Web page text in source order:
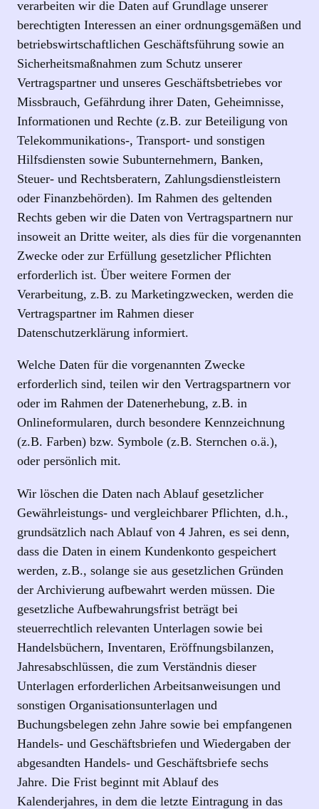
verarbeiten wir die Daten auf Grundlage unserer
berechtigten Interessen an einer ordnungsgemäßen und
betriebswirtschaftlichen Geschäftsführung sowie an
Sicherheitsmaßnahmen zum Schutz unserer
Vertragspartner und unseres Geschäftsbetriebes vor
Missbrauch, Gefährdung ihrer Daten, Geheimnisse,
Informationen und Rechte (z.B. zur Beteiligung von
Telekommunikations-, Transport- und sonstigen
Hilfsdiensten sowie Subunternehmern, Banken,
Steuer- und Rechtsberatern, Zahlungsdienstleistern
oder Finanzbehörden). Im Rahmen des geltenden
Rechts geben wir die Daten von Vertragspartnern nur
insoweit an Dritte weiter, als dies für die vorgenannten
Zwecke oder zur Erfüllung gesetzlicher Pflichten
erforderlich ist. Über weitere Formen der
Verarbeitung, z.B. zu Marketingzwecken, werden die
Vertragspartner im Rahmen dieser
Datenschutzerklärung informiert.
Welche Daten für die vorgenannten Zwecke
erforderlich sind, teilen wir den Vertragspartnern vor
oder im Rahmen der Datenerhebung, z.B. in
Onlineformularen, durch besondere Kennzeichnung
(z.B. Farben) bzw. Symbole (z.B. Sternchen o.ä.),
oder persönlich mit.
Wir löschen die Daten nach Ablauf gesetzlicher
Gewährleistungs- und vergleichbarer Pflichten, d.h.,
grundsätzlich nach Ablauf von 4 Jahren, es sei denn,
dass die Daten in einem Kundenkonto gespeichert
werden, z.B., solange sie aus gesetzlichen Gründen
der Archivierung aufbewahrt werden müssen. Die
gesetzliche Aufbewahrungsfrist beträgt bei
steuerrechtlich relevanten Unterlagen sowie bei
Handelsbüchern, Inventaren, Eröffnungsbilanzen,
Jahresabschlüssen, die zum Verständnis dieser
Unterlagen erforderlichen Arbeitsanweisungen und
sonstigen Organisationsunterlagen und
Buchungsbelegen zehn Jahre sowie bei empfangenen
Handels- und Geschäftsbriefen und Wiedergaben der
abgesandten Handels- und Geschäftsbriefe sechs
Jahre. Die Frist beginnt mit Ablauf des
Kalenderjahres, in dem die letzte Eintragung in das